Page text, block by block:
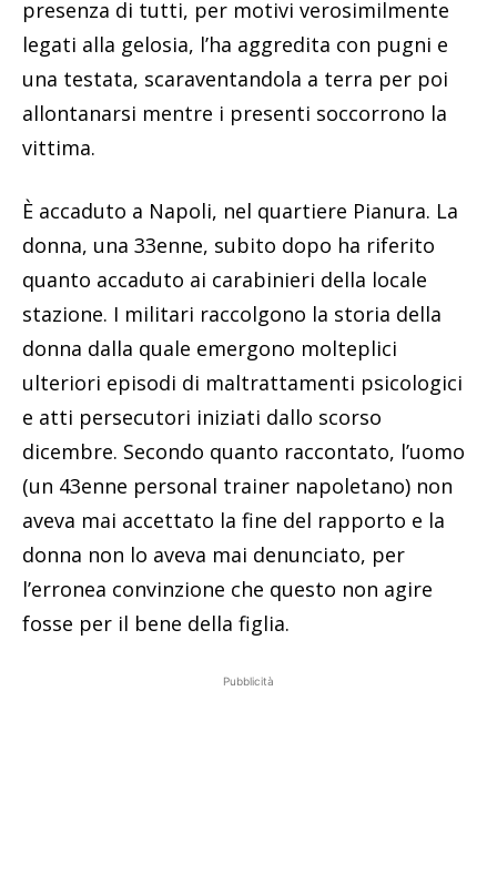
presenza di tutti, per motivi verosimilmente
legati alla gelosia, l’ha aggredita con pugni e
una testata, scaraventandola a terra per poi
allontanarsi mentre i presenti soccorrono la
vittima.
È accaduto a Napoli, nel quartiere Pianura. La
donna, una 33enne, subito dopo ha riferito
quanto accaduto ai carabinieri della locale
stazione. I militari raccolgono la storia della
donna dalla quale emergono molteplici
ulteriori episodi di maltrattamenti psicologici
e atti persecutori iniziati dallo scorso
dicembre. Secondo quanto raccontato, l’uomo
(un 43enne personal trainer napoletano) non
aveva mai accettato la fine del rapporto e la
donna non lo aveva mai denunciato, per
l’erronea convinzione che questo non agire
fosse per il bene della figlia.
Pubblicità